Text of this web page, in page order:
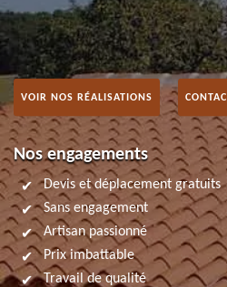
VOIR NOS RÉALISATIONS
Nos engagements
Devis et déplacement gratuits
Sans engagement
Artisan passionné
Prix imbattable
Travail de qualité